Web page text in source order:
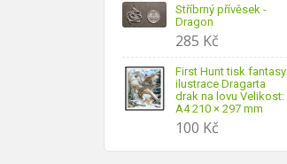
Stříbrný přívěsek -
Dragon
285 Kč
First Hunt tisk fantasy
ilustrace Dragarta
drak na lovu Velikost:
A4 210 × 297 mm
100 Kč